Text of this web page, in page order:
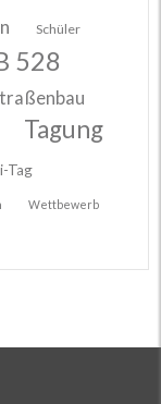
Schüler
528
Tagung
Tag
Wettbewerb